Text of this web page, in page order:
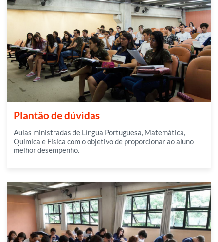
Plantão de dúvidas
Aulas ministradas de Língua Portuguesa, Matemática,
Química e Física com o objetivo de proporcionar ao aluno
melhor desempenho.